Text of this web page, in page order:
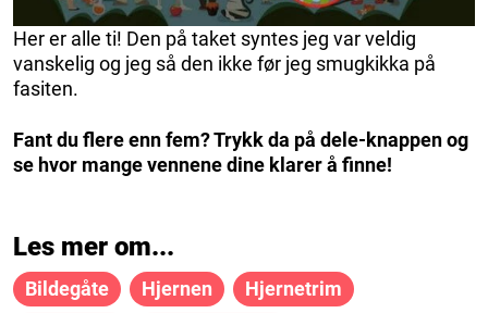
Her er alle ti! Den på taket syntes jeg var veldig
vanskelig og jeg så den ikke før jeg smugkikka på
fasiten.
Fant du flere enn fem? Trykk da på dele-knappen og
se hvor mange vennene dine klarer å finne!
Les mer om...
Bildegåte Hjernen
Hjernetrim